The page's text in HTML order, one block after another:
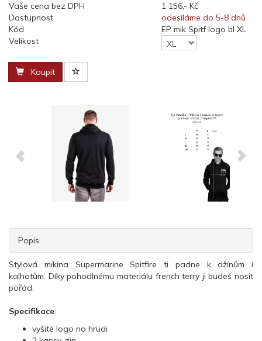
Vaše cena bez DPH
1 156,- Kč
Dostupnost
odesíláme do 5-8 dnů
Kód
EP mik Spitf logo bl XL
Velikost
Koupit
Popis
Stylová mikina Supermarine Spitfire ti padne k džínům i
kalhotům. Díky pohodlnému materiálu french terry ji budeš nosit
pořád.
Specifikace:
vyšité logo na hrudi